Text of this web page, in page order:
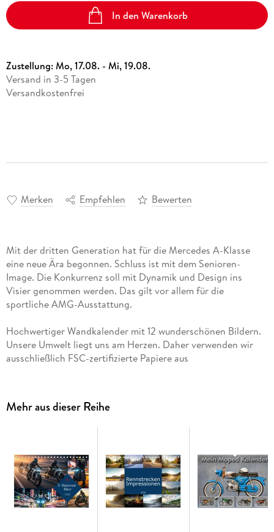
In den Warenkorb
Zustellung:Mo, 17.08. - Mi, 19.08.
Versand in 3-5 Tagen
Versandkostenfrei
Merken Empfehlen Bewerten
Mit der dritten Generation hat für die Mercedes A-Klasse
eine neue Ära begonnen. Schluss ist mit dem Senioren-
Image. Die Konkurrenz soll mit Dynamik und Design ins
Visier genommen werden. Das gilt vor allem für die
sportliche AMG-Ausstattung.
Hochwertiger Wandkalender mit 12 wunderschönen Bildern.
Unsere Umwelt liegt uns am Herzen. Daher verwenden wir
ausschließlich FSC-zertifizierte Papiere aus
Germany) produzieren. Wir halten unsere Transportwege kurz
und sorgen für eine klimabewusste Logistik.
14 Seiten bestehend aus 1 Cover | 12 Monatsseiten | 1
Indexseite | Papprücken hinten
Dieser erfolgreiche Kalender wurde dieses Jahr mit gleichen
Bildern und aktualisiertem Kalendarium wiederveröffentlicht.
Mehr aus dieser Reihe